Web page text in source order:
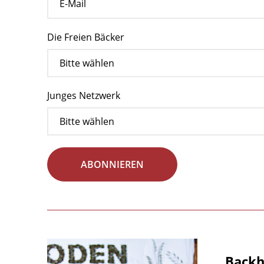
Die Freien Bäcker
Junges Netzwerk
ABONNIEREN